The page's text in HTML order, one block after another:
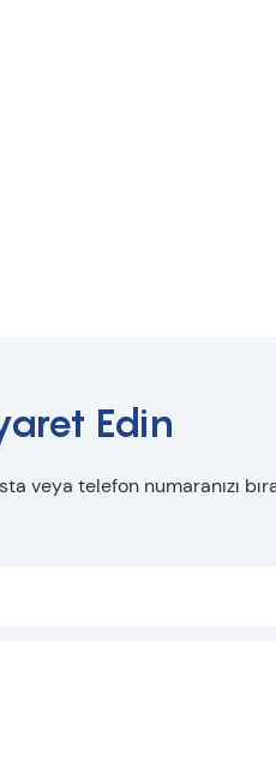
Edin
telefon numaranızı